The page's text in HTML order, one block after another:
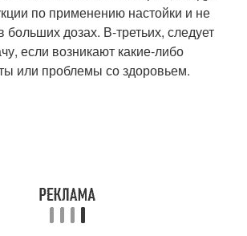
по применению настойки и не
больших дозах. В-третьих, следует
если возникают какие-либо
или проблемы со здоровьем.